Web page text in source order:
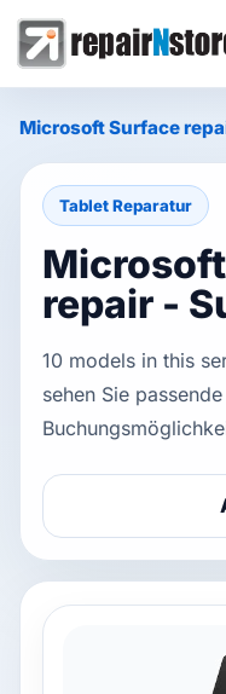
Phone repair
Tablet repair
Watch repair
Microsoft Surface
Tablet Reparatur
repair -
10 models in this
sehen Sie